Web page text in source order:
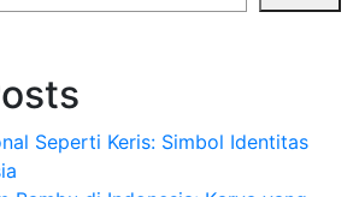
Seperti Keris: Simbol Identitas